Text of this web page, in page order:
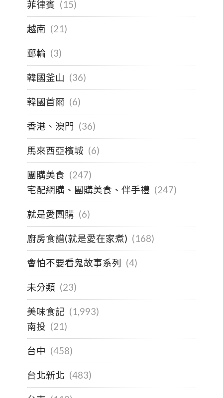
菲律賓 (15)
越南 (21)
郵輪 (3)
韓國釜山 (36)
韓國首爾 (6)
香港、澳門 (36)
馬來西亞檳城 (6)
團購美食 (247)
宅配網購、團購美食、伴手禮 (247)
就是愛團購 (6)
廚房食譜(就是愛在家煮) (168)
會怕不要看鬼故事系列 (4)
未分類 (23)
美味食記 (1,993)
南投 (21)
台中 (458)
台北新北 (483)